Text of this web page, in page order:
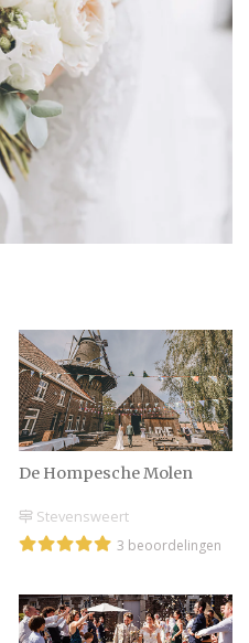
De Hompesche Molen
Stevensweert
3 beoordelingen